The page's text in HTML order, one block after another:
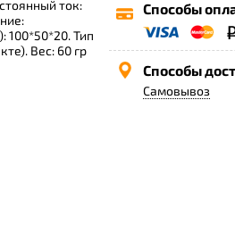
ток:
Тип
Вес: 60 гр
Способы
Способы
Самовывоз